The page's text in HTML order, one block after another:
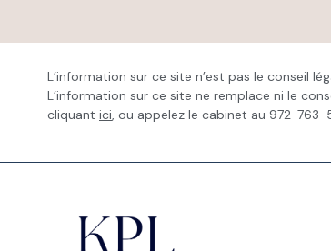
L’information sur ce site n’est pas le conseil
L’information sur ce site ne remplace ni le
cliquant ici, ou appelez le cabinet au 972-763-